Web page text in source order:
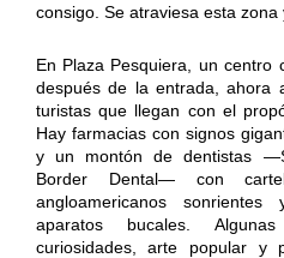
consigo. Se atraviesa esta zona
En Plaza Pesquiera, un centro
después de la entrada, ahora
turistas que llegan con el
Hay farmacias con signos
y un montón de dentistas
Border Dental— con
angloamericanos
aparatos bucales.
curiosidades, arte popular y